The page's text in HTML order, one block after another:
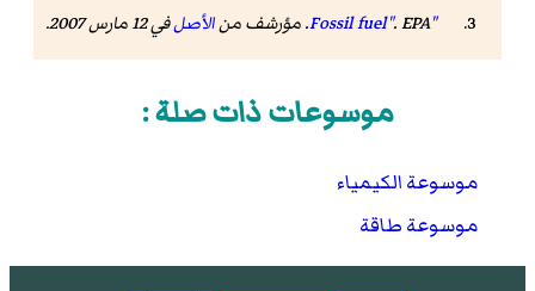
"Fossil fuel". EPA. مؤرشف من الأصلفي 12 مارس 2007 .
موسوعات ذات صلة :
موسوعة الكيمياء
موسوعة طاقة